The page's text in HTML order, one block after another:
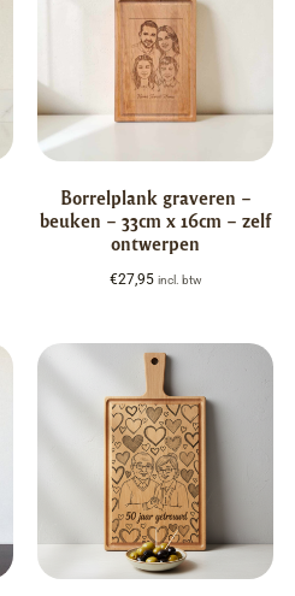
Borrelplank graveren –
beuken – 33cm x 16cm – zelf
ontwerpen
€27,95 incl. btw